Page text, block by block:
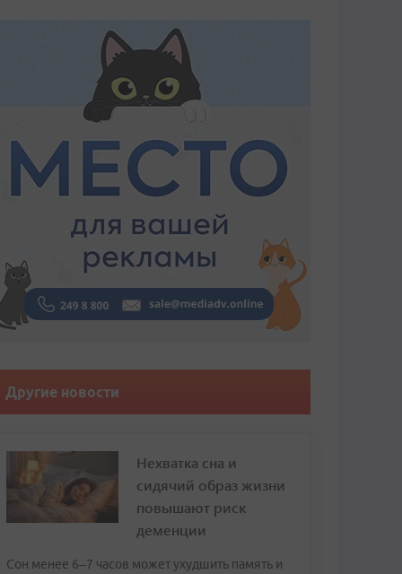
Другие новости
Нехватка сна и
сидячий образ жизни
повышают риск
деменции
Сон менее 6–7 часов может ухудшить память и